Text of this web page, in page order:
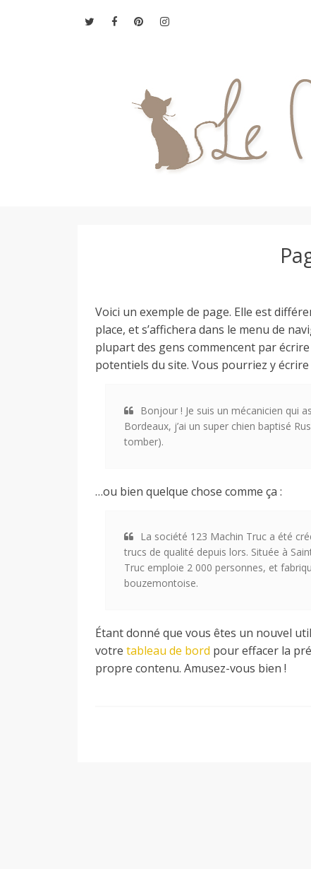
M
o
M
Voici un exemple de page. Elle est
place, et s’affichera dans le menu de
plupart des gens commencent par
potentiels du site. Vous pourriez y
Bonjour ! Je suis un mécanicien qui
Bordeaux, j’ai un super chien baptisé
tomber).
…ou bien quelque chose comme ça :
La société 123 Machin Truc a été
trucs de qualité depuis lors. Située à
Truc emploie 2 000 personnes, et
bouzemontoise.
Étant donné que vous êtes un nouvel
votretableau de bord pour effacer la
propre contenu. Amusez-vous bien !